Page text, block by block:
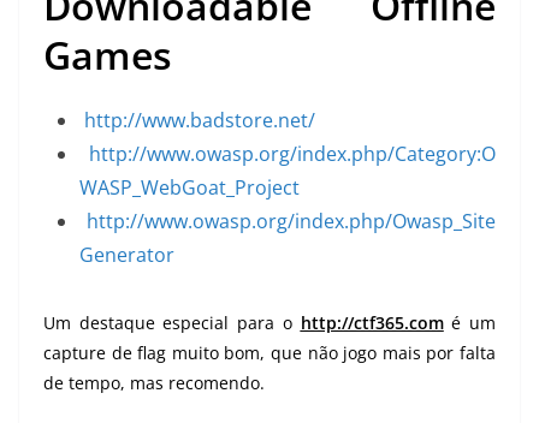
Games
http://www.badstore.net/
http://www.owasp.org/index.php/Category:O
WASP_WebGoat_Project
http://www.owasp.org/index.php/Owasp_Site
Generator
Um destaque especial para o http://ctf365.comé um
capture de flag muito bom, que não jogo mais por falta
de tempo, mas recomendo.